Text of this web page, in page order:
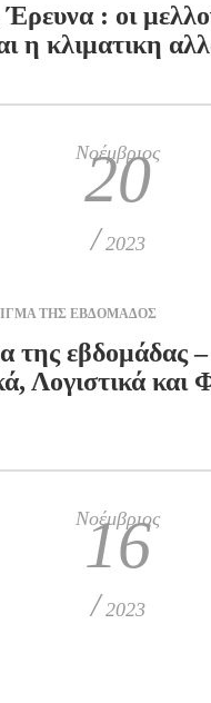
: οι
η κλιματικη
Νοέμβριος
20
/ 2023
ΤΗΣ ΕΒΔΟΜΑΔΟΣ
της εβδομάδας –
Λογιστικά και
Νοέμβριος
16
/ 2023